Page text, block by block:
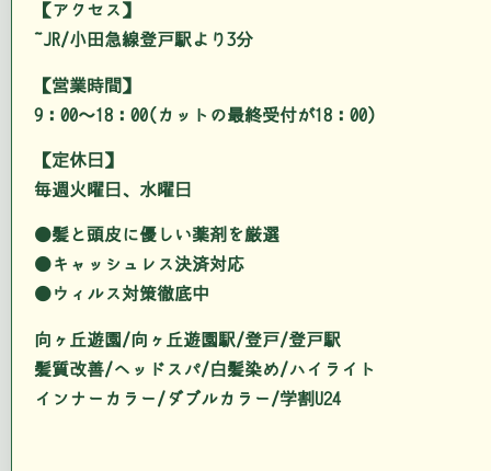
【アクセス】
JR/小田急線登戸駅より3分
【営業時間】
9：00～18：00(カットの最終受付が18：00)
【定休日】
毎週火曜日、水曜日
●髪と頭皮に優しい薬剤を厳選
●キャッシュレス決済対応
●ウィルス対策徹底中
向ヶ丘遊園/向ヶ丘遊園駅/登戸/登戸駅
髪質改善/ヘッドスパ/白髪染め/ハイライト
インナーカラー/ダブルカラー/学割U24